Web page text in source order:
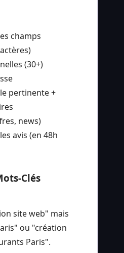
champs
(30+)
pertinente +
news)
avis (en 48h
Clés
site web" mais
ou "création
Paris".